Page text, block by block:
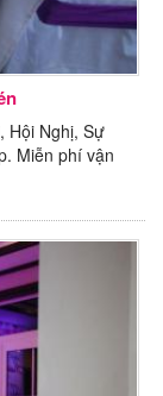
Hội Nghị, Sự
Miễn phí vận